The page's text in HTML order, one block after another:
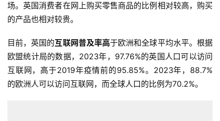
场。英国消费者在网上购买零售商品的比例相对较高，购买
的产品也相对较贵。
目前，英国的互联网普及率高于欧洲和全球平均水平。根据
欧盟统计局的数据，2023年，97.76%的英国人口可以访问
互联网，高于2019年疫情前的95.85%。2023年，88.7%
的欧洲人可以访问互联网，而全球人口的比例为70.2%。